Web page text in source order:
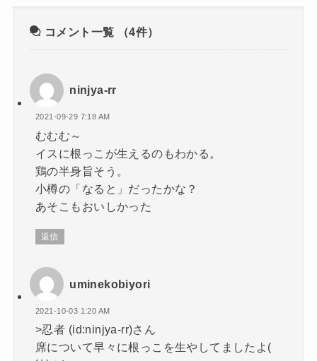
コメント一覧 （4件）
ninjya-rr
2021-09-29 7:18 AM
むむむ～
イスに根っこが生えるのもわかる。
鶏の半身旨そう。
小樽の「なると」だったかな？
あそこもおいしかった
返信
uminekobiyori
2021-10-03 1:20 AM
>忍者 (id:ninjya-rr)さん
席について早々に根っこを生やしてましたよ(